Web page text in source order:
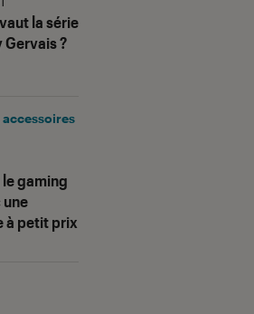
la série
Gervais ?
gaming
à petit prix